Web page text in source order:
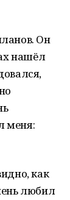
Он
нашёл
меня:
как
любил